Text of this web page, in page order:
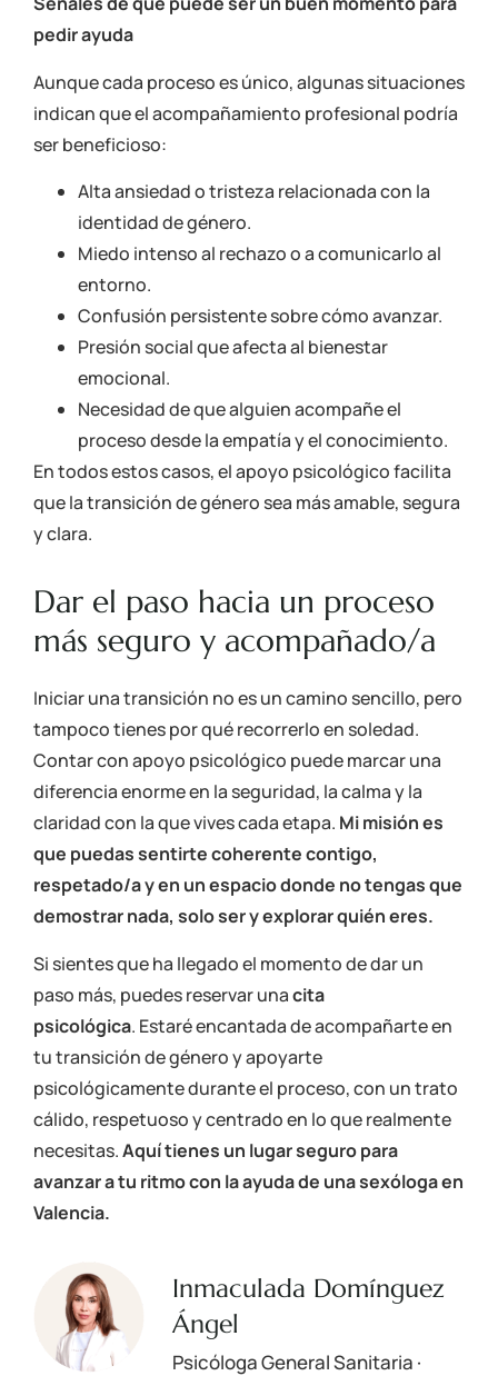
pedir ayuda
Aunque cada proceso es único, algunas situaciones
indican que el acompañamiento profesional podría
ser beneficioso:
Alta ansiedad o tristeza relacionada con la
identidad de género.
Miedo intenso al rechazo o a comunicarlo al
entorno.
Confusión persistente sobre cómo avanzar.
Presión social que afecta al bienestar
emocional.
Necesidad de que alguien acompañe el
proceso desde la empatía y el conocimiento.
En todos estos casos, el apoyo psicológico facilita
que la transición de género sea más amable, segura
y clara.
Dar el paso hacia un proceso
más seguro y acompañado/a
Iniciar una transición no es un camino sencillo, pero
tampoco tienes por qué recorrerlo en soledad.
Contar con apoyo psicológico puede marcar una
diferencia enorme en la seguridad, la calma y la
claridad con la que vives cada etapa. Mi misión es
que puedas sentirte coherente contigo,
respetado/a y en un espacio donde no tengas que
demostrar nada, solo ser y explorar quién eres.
Si sientes que ha llegado el momento de dar un
paso más, puedes reservar unacita
psicológica. Estaré encantada de acompañarte en
tu transición de género y apoyarte
psicológicamente durante el proceso, con un trato
cálido, respetuoso y centrado en lo que realmente
necesitas.Aquí tienes un lugar seguro para
avanzar a tu ritmo con la ayuda de unasexóloga en
Valencia.
Inmaculada Domínguez
Ángel
Psicóloga General Sanitaria ·